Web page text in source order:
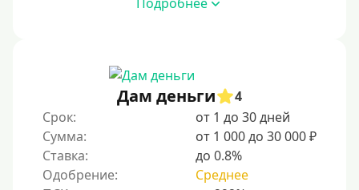
Дам деньги
4
Срок:
от 1 до 30 дней
Сумма:
от 1 000 до 30 000 ₽
Ставка:
до 0.8%
Одобрение:
Среднее